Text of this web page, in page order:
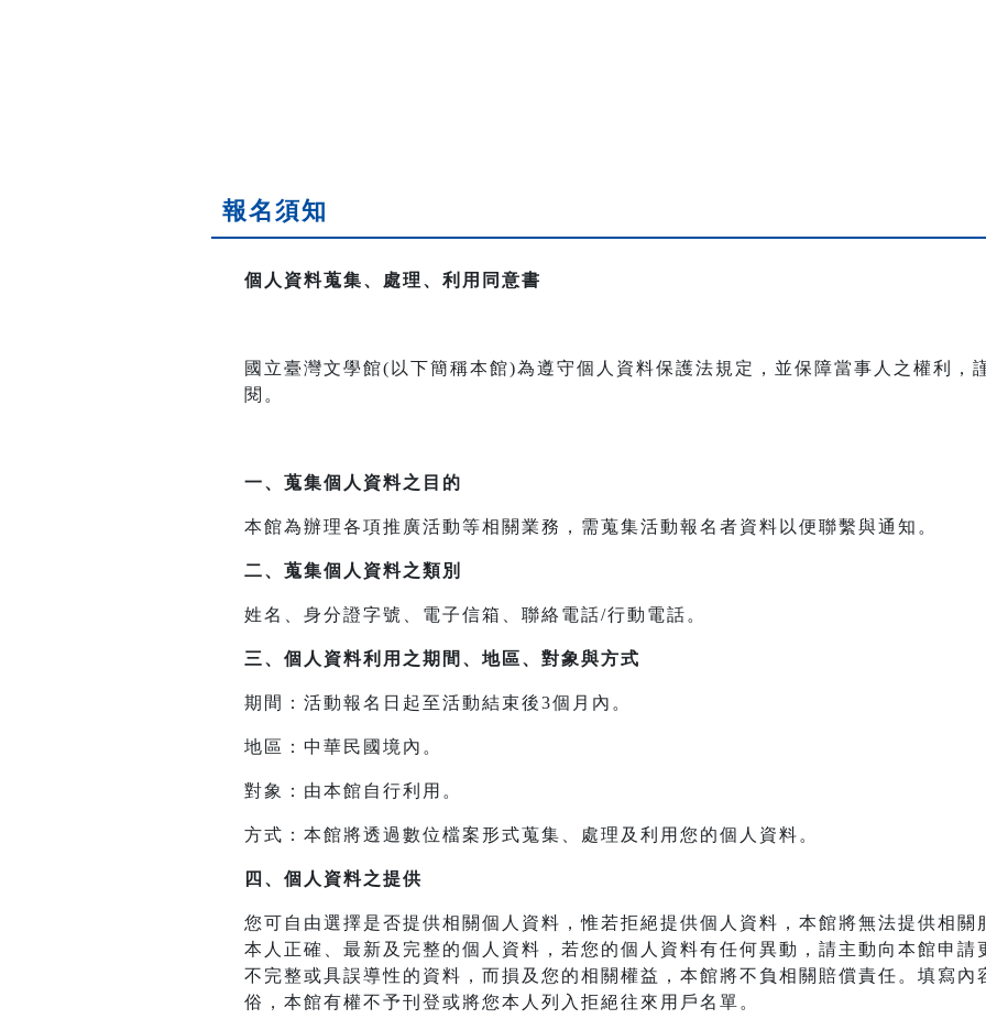
報名須知
個人資料蒐集、處理、利用同意書
國立臺灣文學館(以下簡稱本館)為遵守個人資料保護法規定，並保障當事人之權利，
閱。
一、 蒐集個人資料之目的
本館為辦理各項推廣活動等相關業務，需蒐集活動報名者資料以便聯繫與通知。
二、 蒐集個人資料之類別
姓名、身分證字號、電子信箱、聯絡電話/行動電話。
三、 個人資料利用之期間、地區、對象與方式
期間：活動報名日起至活動結束後3個月內。
地區：中華民國境內。
對象：由本館自行利用。
方式：本館將透過數位檔案形式蒐集、處理及利用您的個人資料。
四、 個人資料之提供
您可自由選擇是否提供相關個人資料，惟若拒絕提供個人資料，本館將無法提供相關
本人正確、最新及完整的個人資料，若您的個人資料有任何異動，請主動向本館申請
不完整或具誤導性的資料，而損及您的相關權益，本館將不負相關賠償責任。填寫內
俗，本館有權不予刊登或將您本人列入拒絕往來用戶名單。